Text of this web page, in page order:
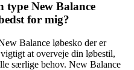
type New Balance
for mig?
Balance løbesko der er
at overveje din løbestil,
særlige behov. New Balance